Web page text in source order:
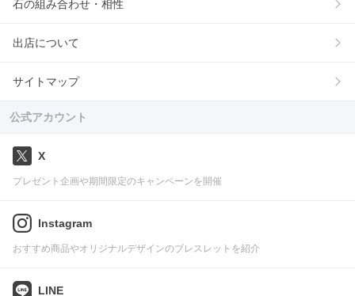
石の組み合わせ・相性
出店について
サイトマップ
公式アカウント
X
プレゼント企画や期間限定のキャンペーンを開催
Instagram
おすすめ商品やオリジナルデザインのブレスレットを紹介
LINE